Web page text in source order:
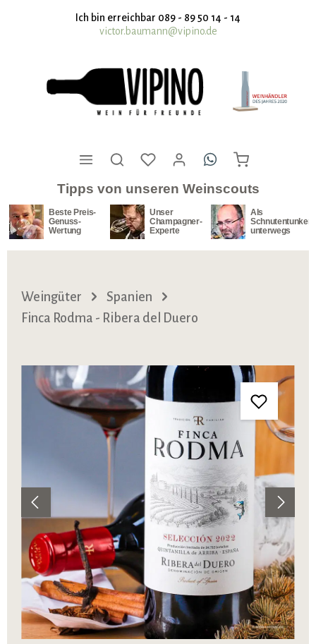
springenIch bin erreichbar 089 - 89 50 14 - 14
victor.baumann@vipino.de
Tipps von unseren Weinscouts
Beste Preis-
Genuss-
Wertung
Unser
Champagner-
Experte
Als
Schnutentunker
unterwegs
Weingüter
Spanien
Finca Rodma - Ribera del Duero
Bildergalerie überspringen